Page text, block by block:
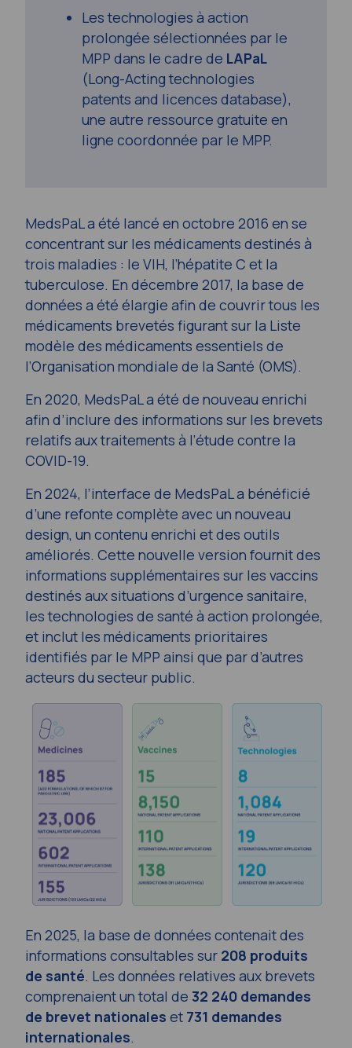
Les technologies à action
prolongée sélectionnées par le
MPP dans le cadre de LAPaL
(Long-Acting technologies
patents and licences database),
une autre ressource gratuite en
ligne coordonnée par le MPP.
MedsPaL a été lancé en octobre 2016 en se
concentrant sur les médicaments destinés à
trois maladies : le VIH, l’hépatite C et la
tuberculose. En décembre 2017, la base de
données a été élargie afin de couvrir tous les
médicaments brevetés figurant sur la Liste
modèle des médicaments essentiels de
l’Organisation mondiale de la Santé (OMS).
En 2020, MedsPaL a été de nouveau enrichi
afin d’inclure des informations sur les brevets
relatifs aux traitements à l’étude contre la
COVID-19.
En 2024, l’interface de MedsPaL a bénéficié
d’une refonte complète avec un nouveau
design, un contenu enrichi et des outils
améliorés. Cette nouvelle version fournit des
informations supplémentaires sur les vaccins
destinés aux situations d’urgence sanitaire,
les technologies de santé à action prolongée,
et inclut les médicaments prioritaires
identifiés par le MPP ainsi que par d’autres
acteurs du secteur public.
En 2025, la base de données contenait des
informations consultables sur 208 produits
de santé. Les données relatives aux brevets
comprenaient un total de 32 240 demandes
de brevet nationales et 731 demandes
internationales.